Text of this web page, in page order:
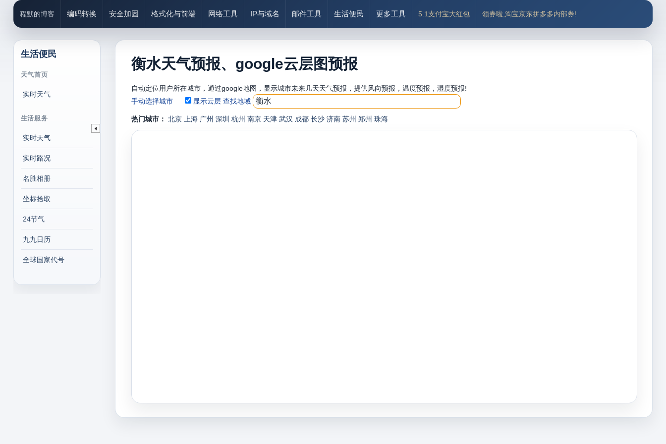
程默的博客 编码转换 安全加固 格式化与前端 网络工具 IP与域名 邮件工具 生活便民 更多工具 5.1支付宝大红包 领券啦,淘宝京东拼多多内部券!
生活便民
天气首页
实时天气
生活服务
实时天气
实时路况
名胜相册
坐标拾取
24节气
九九日历
全球国家代号
衡水天气预报、google云层图预报
自动定位用户所在城市，通过google地图，显示城市未来几天天气预报，提供风向预报，温度预报，湿度预报!
手动选择城市
显示云层 查找地域
热门城市： 北京 上海 广州 深圳 杭州 南京 天津 武汉 成都 长沙 济南 苏州 郑州 珠海